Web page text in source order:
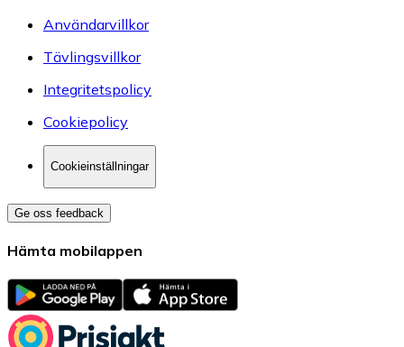
Användarvillkor
Tävlingsvillkor
Integritetspolicy
Cookiepolicy
Cookieinställningar
Ge oss feedback
Hämta mobilappen